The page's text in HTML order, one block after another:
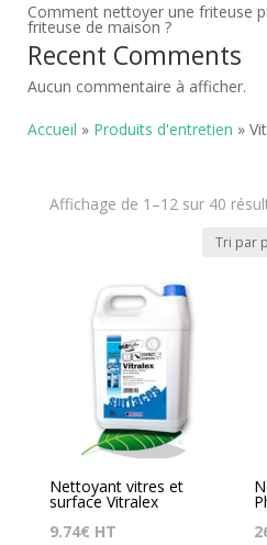
Comment nettoyer une friteuse
friteuse de maison ?
Recent Comments
Aucun commentaire à afficher.
Accueil » Produits d'entretien »
Affichage de 1–12 sur 40
Nettoyant vitres et
surface Vitralex
9.74€ HT